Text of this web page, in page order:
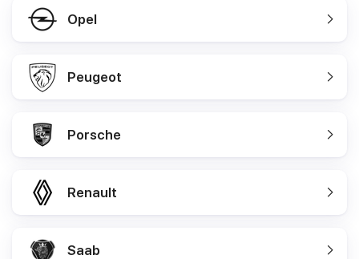
Opel
Peugeot
Porsche
Renault
Saab